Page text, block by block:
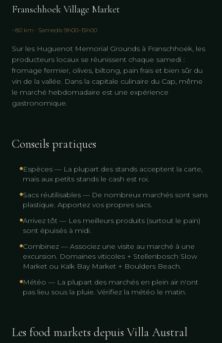
Franschhoek Village Market
~80 km · Samedis 9h00–15h00
Sur les Huguenot Memorial Grounds à Franschhoek, les
producteurs locaux se réunissent chaque samedi :
fromage fermier, olives, biltong, pain frais et bien sûr du
vin de la vallée. Dans la capitale culinaire du Cap, même
le marché hebdomadaire est une expérience
gastronomique.
Conseils pratiques
Espèces — La plupart des stands acceptent la carte,
mais aux petits stands le cash est roi.
Sacs réutilisables — De nombreux marchés sont sans
plastique. Apportez vos propres sacs.
Arrivez tôt — Les meilleurs produits (surtout le pain)
sont épuisés à midi.
Combinez — Associez une visite au marché à une
excursion. Domaines viticoles + Stellenbosch Slow
Market ou Kalk Bay Market + Boulders Beach.
Météo — La plupart des marchés en plein air n'ont
pas lieu sous la pluie. Vérifiez la météo le matin.
Les food markets depuis Villa Austral